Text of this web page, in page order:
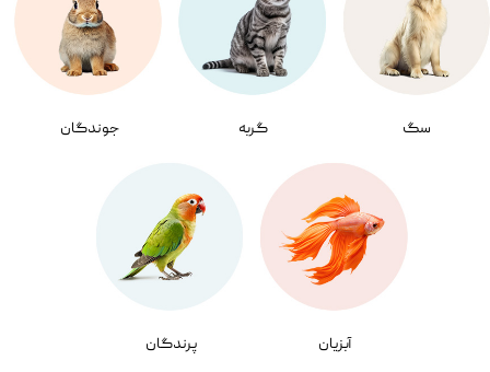
سگ گربه جوندگان
آبزیان پرندگان